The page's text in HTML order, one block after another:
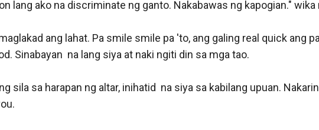
lang ako na discriminate ng ganto. Nakabawas ng kapogian." wika
ang lahat. Pa smile smile pa 'to, ang galing real quick ang
Sinabayan  na lang siya at naki ngiti din sa mga tao.
sila sa harapan ng altar, inihatid  na siya sa kabilang upuan.